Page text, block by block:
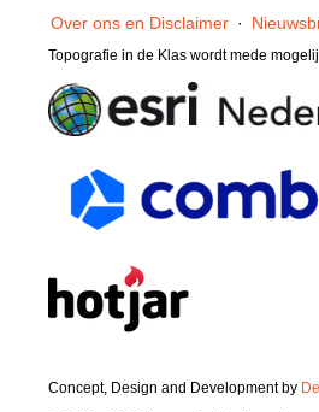
Over ons en Disclaimer ·
Topografie in de Klas wordt mede
Concept, Design and Development by